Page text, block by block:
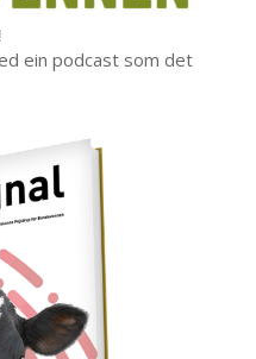
ein podcast som det